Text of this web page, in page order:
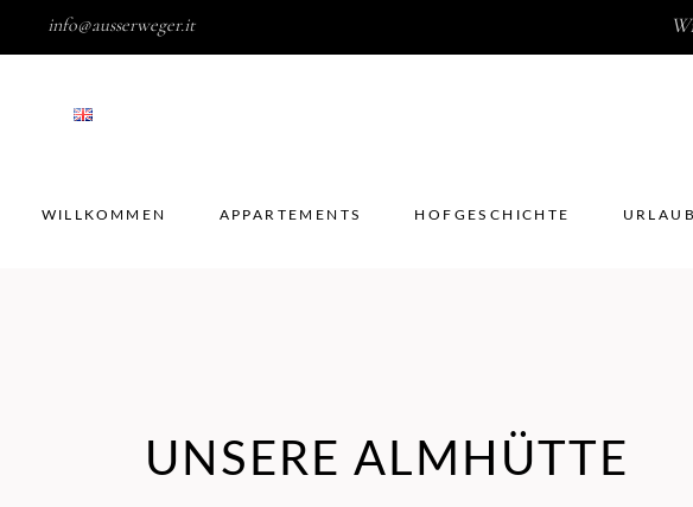
info@ausserweger.it
WILLKOMMEN APPARTEMENTS HOFGESCHICHTE
WILLKOMMEN
UNSERE ALMHÜTTE